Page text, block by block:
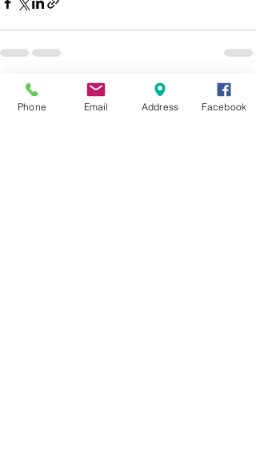
最新記事 すべて表示
Phone Email Address Facebook